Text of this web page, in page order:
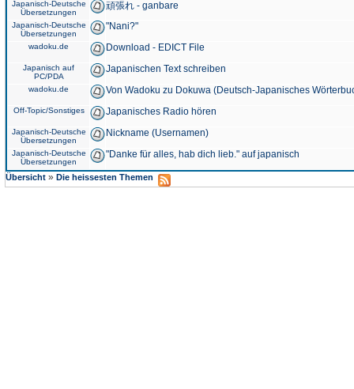
Japanisch-Deutsche
Übersetzungen
頑張れ - ganbare
Japanisch-Deutsche
Übersetzungen
"Nani?"
wadoku.de Download - EDICT File
Japanisch auf
PC/PDA
Japanischen Text schreiben
wadoku.de Von Wadoku zu Dokuwa (Deutsch-Japanisches
Off-Topic/Sonstiges Japanisches Radio hören
Japanisch-Deutsche
Übersetzungen
Nickname (Usernamen)
Japanisch-Deutsche
Übersetzungen
"Danke für alles, hab dich lieb." auf japanisch
Übersicht » Die heissesten Themen